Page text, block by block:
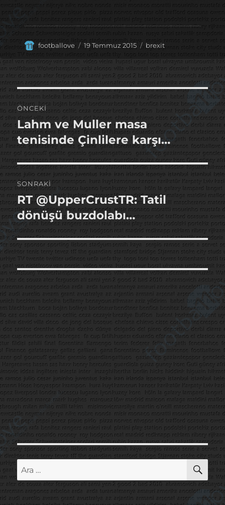
Yazar
footballove
Yayın
19 Temmuz 2015 Kategoriler
brexit
Yazı
gezinmesi
ÖNCEKI
Önceki
yazı:
Lahm ve Muller masa
tenisinde Çinlilere karşı…
SONRAKI
Sonraki
yazı:
RT @UpperCrustTR: Tatil
dönüşü buzdolabı…
Ara: